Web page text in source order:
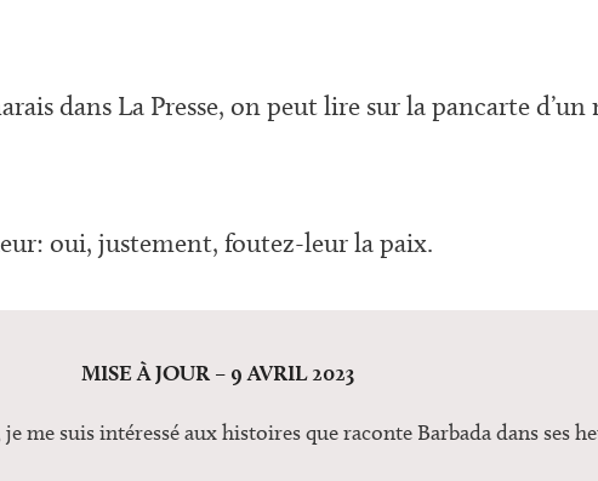
dans La Presse, on peut lire sur la pancarte
oui, justement, foutez-leur la paix.
MISE À JOUR – 9 AVRIL 2023
me suis intéressé aux histoires que raconte Barbada dans ses